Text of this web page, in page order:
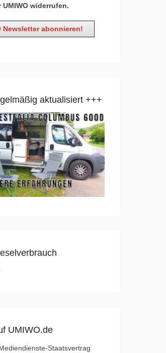
widerrufen.
aktualisiert +++
UMIWO.de
Staatsvertrag